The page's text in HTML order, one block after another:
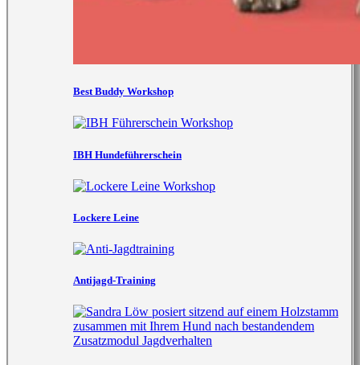
Best Buddy Workshop
IBH Hundeführerschein
Lockere Leine
Antijagd-Training